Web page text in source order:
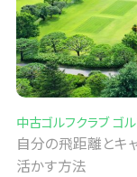
中古ゴルフクラブ ゴル
自分の飛距離とキ
活かす方法